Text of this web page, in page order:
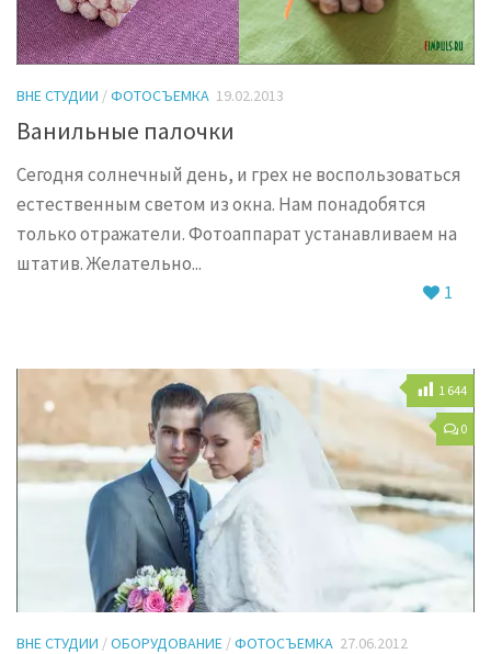
ВНЕ СТУДИИ /ФОТОСЪЕМКА 19.02.2013
Ванильные палочки
Сегодня солнечный день, и грех не воспользоваться
естественным светом из окна. Нам понадобятся
только отражатели. Фотоаппарат устанавливаем на
штатив. Желательно...
1
0
1 644
ВНЕ СТУДИИ /ОБОРУДОВАНИЕ /ФОТОСЪЕМКА 27.06.2012